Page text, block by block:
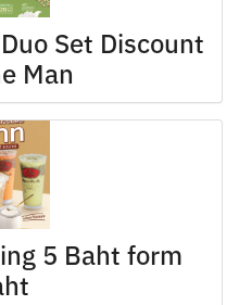
Set Discount
Man
5 Baht form